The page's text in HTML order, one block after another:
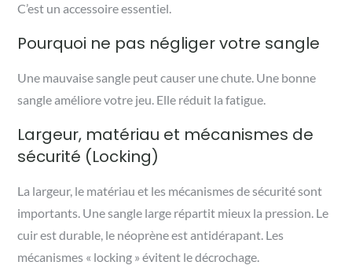
C’est un accessoire essentiel.
Pourquoi ne pas négliger votre sangle
Une mauvaise sangle peut causer une chute. Une bonne
sangle améliore votre jeu. Elle réduit la fatigue.
Largeur, matériau et mécanismes de
sécurité (Locking)
La largeur, le matériau et les mécanismes de sécurité sont
importants. Une sangle large répartit mieux la pression. Le
cuir est durable, le néoprène est antidérapant. Les
mécanismes « locking » évitent le décrochage.